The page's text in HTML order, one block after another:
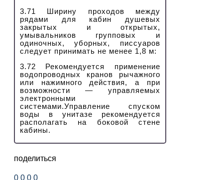
3.71 Ширину проходов между
рядами для кабин душевых
закрытых и открытых,
умывальников групповых и
одиночных, уборных, писсуаров
следует принимать не менее 1,8 м:
3.72 Рекомендуется применение
водопроводных кранов рычажного
или нажимного действия, а при
возможности — управляемых
электронными
системами.Управление спуском
воды в унитазе рекомендуется
располагать на боковой стене
кабины.
поделиться
0 0 0 0